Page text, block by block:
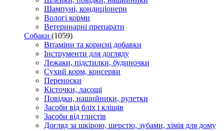
Шампуні, кондиціонери
Вологі корми
Ветеринарні препарати
Собаки (1059)
Вітаміни та корисні добавки
Інструменти для догляду
Лежаки, підстилки, будиночки
Сухий корм, консерви
Переноски
Кісточки, ласощі
Повідки, нашийники, рулетки
Засоби від бліх і кліщів
Засоби від глистів
Догляд за шкірою, шерстю, зубами, хімія для дому